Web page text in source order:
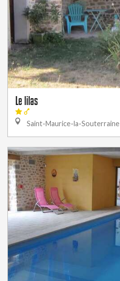
Le lilas
Saint-Maurice-la-Souterraine